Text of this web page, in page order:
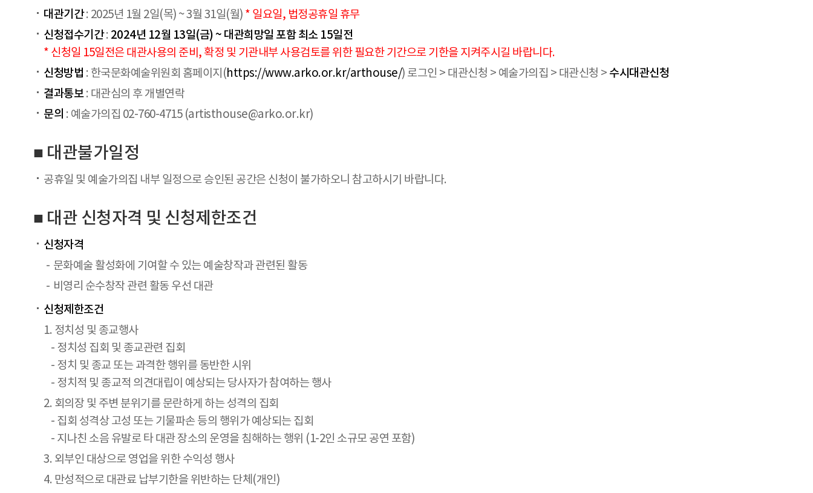
대관기간: 2025년 1월 2일(목) ~ 3월 31일(월) * 일요일, 법정공휴일 휴무
신청접수기간: 2024년 12월 13일(금) ~ 대관희망일 포함 최소 15일전
* 신청일 15일전은 대관사용의 준비, 확정 및 기관내부 사용검토를 위한 필요한 기간으로 기한을 지켜주시길 바랍니다.
신청방법 : 한국문화예술위원회 홈페이지(https://www.arko.or.kr/arthouse/) 로그인 > 대관신청 > 예술가의집 > 대관신청 > 수시대관신청
결과통보: 대관심의 후 개별연락
문의 : 예술가의집 02-760-4715 (artisthouse@arko.or.kr)
■ 대관불가일정
공휴일 및 예술가의집 내부 일정으로 승인된 공간은 신청이 불가하오니 참고하시기 바랍니다.
■ 대관 신청자격 및 신청제한조건
신청자격
문화예술 활성화에 기여할 수 있는 예술창작과 관련된 활동
비영리 순수창작 관련 활동 우선 대관
신청제한조건
1. 정치성 및 종교행사
- 정치성 집회 및 종교관련 집회
- 정치 및 종교 또는 과격한 행위를 동반한 시위
- 정치적 및 종교적 의견대립이 예상되는 당사자가 참여하는 행사
2. 회의장 및 주변 분위기를 문란하게 하는 성격의 집회
- 집회 성격상 고성 또는 기물파손 등의 행위가 예상되는 집회
- 지나친 소음 유발로 타 대관 장소의 운영을 침해하는 행위 (1-2인 소규모 공연 포함)
3. 외부인 대상으로 영업을 위한 수익성 행사
4. 만성적으로 대관료 납부기한을 위반하는 단체(개인)